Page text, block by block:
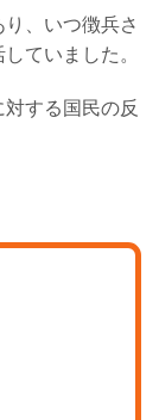
、いつ徴兵さ
ていました。
する国民の反